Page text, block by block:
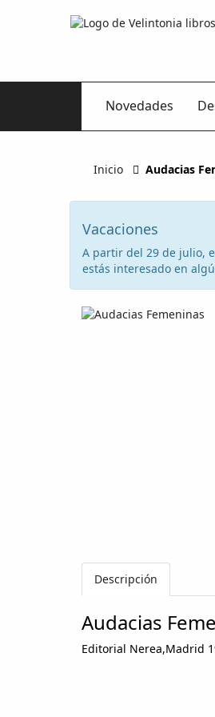
Novedades
Inicio Audacias
Vacaciones
A partir del 29 de julio,
estás interesado en
Descripción
Audacias
Editorial Nerea,Madrid